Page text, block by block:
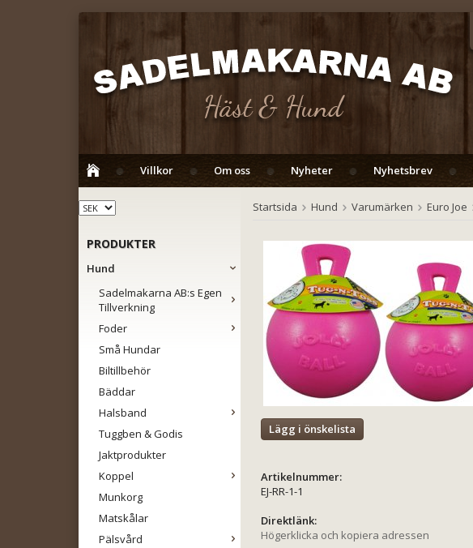
Villkor Om oss Nyheter Nyhetsbrev
PRODUKTER
Hund
Sadelmakarna AB:s Egen
Tillverkning
Foder
Små Hundar
Biltillbehör
Bäddar
Halsband
Tuggben & Godis
Jaktprodukter
Koppel
Munkorg
Matskålar
Pälsvård
Startsida Hund Varumärken Euro Joe
Lägg i önskelista
Artikelnummer:
EJ-RR-1-1
Direktlänk:
Högerklicka och kopiera adressen